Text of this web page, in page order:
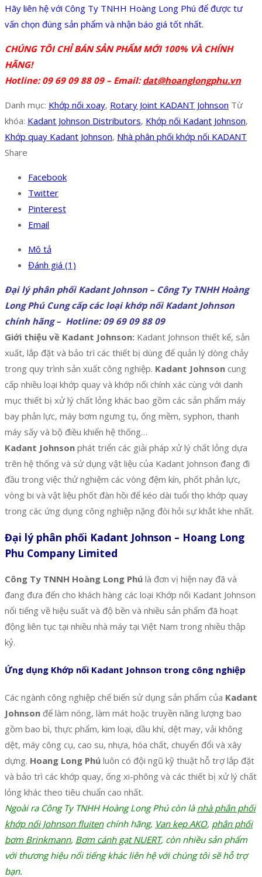
Hãy liên hệ với Công Ty TNHH Hoàng Long Phú để được tư
vấn chọn đúng sản phẩm và nhận báo giá tốt nhất.
CHÚNG TÔI CHỈ BÁN SẢN PHẨM MỚI 100% VÀ CHÍNH
HÃNG!
Hotline: 09 69 09 88 09 – Email:dat@hoanglongphu.vn
Danh mục: Khớp nối xoay, Rotary Joint KADANT Johnson Từ
khóa: Kadant Johnson Distributors, Khớp nối Kadant Johnson,
Khớp quay Kadant Johnson, Nhà phân phối khớp nối KADANT
Share
Facebook
Twitter
Pinterest
Email
Mô tả
Đánh giá (1)
Đại lý phân phối Kadant Johnson – Công Ty TNHH Hoàng
Long Phú Cung cấp các loại khớp nối Kadant Johnson
chính hãng – Hotline: 09 69 09 88 09
Giới thiệu về Kadant Johnson: Kadant Johnson thiết kế, sản
xuất, lắp đặt và bảo trì các thiết bị dùng để quản lý dòng chảy
trong quy trình sản xuất công nghiệp. Kadant Johnson cung
cấp nhiều loại khớp quay và khớp nối chính xác cùng với danh
mục thiết bị xử lý chất lỏng khác bao gồm các sản phẩm máy
bay phản lực, máy bơm ngưng tụ, ống mềm, syphon, thanh
máy sấy và bộ điều khiển hệ thống…
Kadant Johnson phát triển các giải pháp xử lý chất lỏng dựa
trên hệ thống và sử dụng vật liệu của Kadant Johnson đang đi
đầu trong việc thử nghiệm các vòng đệm kín, phốt phản lực,
vòng bi và vật liệu phốt đàn hồi để kéo dài tuổi thọ khớp quay
trong các ứng dụng công nghiệp nặng đòi hỏi sự khắt khe nhất.
Đại lý phân phối Kadant Johnson – Hoang Long
Phu Company Limited
Công Ty TNNH Hoàng Long Phú là đơn vị hiện nay đã và
đang đưa đến cho khách hàng các loại Khớp nối Kadant Johnson
nổi tiếng về hiệu suất và độ bền và nhiều sản phẩm đã hoạt
động liên tục tại nhiều nhà máy tại Việt Nam trong nhiều thập
kỷ.
Ứng dụng Khớp nối Kadant Johnson trong công nghiệp
Các ngành công nghiệp chế biến sử dụng sản phẩm của Kadant
Johnson để làm nóng, làm mát hoặc truyền năng lượng bao
gồm bao bì, thực phẩm, kim loại, dầu khí, dệt may, vải không
dệt, máy công cụ, cao su, nhựa, hóa chất, chuyển đổi và xây
dựng. Hoang Long Phú luôn có đội ngũ kỹ thuật hỗ trợ lắp đặt
và bảo trì các khớp quay, ống xi-phông và các thiết bị xử lý chất
lỏng khác theo tiêu chuẩn cao nhất.
Ngoài ra Công Ty TNHH Hoàng Long Phú còn là nhà phân phối
khớp nối Johnson fluitenchính hãng, Van kẹp AKO, phân phối
bơm Brinkmann, Bơm cánh gạt NUERT, còn nhiều sản phẩm
với thương hiệu nổi tiếng khác liên hệ với chúng tôi sẽ hỗ trợ
bạn.